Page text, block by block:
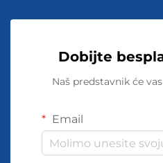
Dobijte
Naš predstavnik će
Email